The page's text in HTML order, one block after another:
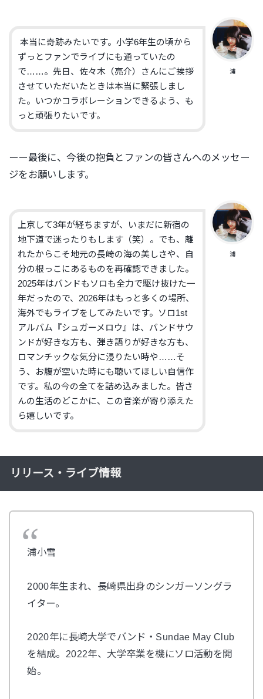
浦
本当に奇跡みたいです。小学6年生の頃から
ずっとファンでライブにも通っていたの
で……。先日、佐々木（亮介）さんにご挨拶
させていただいたときは本当に緊張しまし
た。いつかコラボレーションできるよう、も
っと頑張りたいです。
ーー最後に、今後の抱負とファンの皆さんへのメッセー
ジをお願いします。
浦
上京して3年が経ちますが、いまだに新宿の
地下道で迷ったりもします（笑）。でも、離
れたからこそ地元の長崎の海の美しさや、自
分の根っこにあるものを再確認できました。
2025年はバンドもソロも全力で駆け抜けた一
年だったので、2026年はもっと多くの場所、
海外でもライブをしてみたいです。
ソロ1st
アルバム『シュガーメロウ』は、バンドサウ
ンドが好きな方も、弾き語りが好きな方も、
ロマンチックな気分に浸りたい時や……そ
う、お腹が空いた時にも聴いてほしい自信作
です。私の今の全てを詰め込みました。皆さ
んの生活のどこかに、この音楽が寄り添えた
ら嬉しいです。
リリース・ライブ情報
浦小雪
2000年生まれ、長崎県出身のシンガーソングラ
イター。
2020年に長崎大学でバンド・ Sundae May Club
を結成。 2022年、大学卒業を機にソロ活動を開
始。